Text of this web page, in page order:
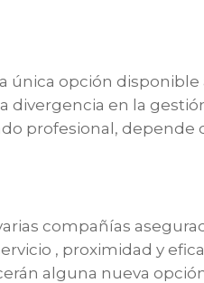
única opción
divergencia en la
profesional, depende
compañías
, proximidad y
alguna nueva